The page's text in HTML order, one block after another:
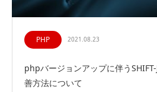
PHP 2021.08.23
phpバージョンアップに伴う
善方法について